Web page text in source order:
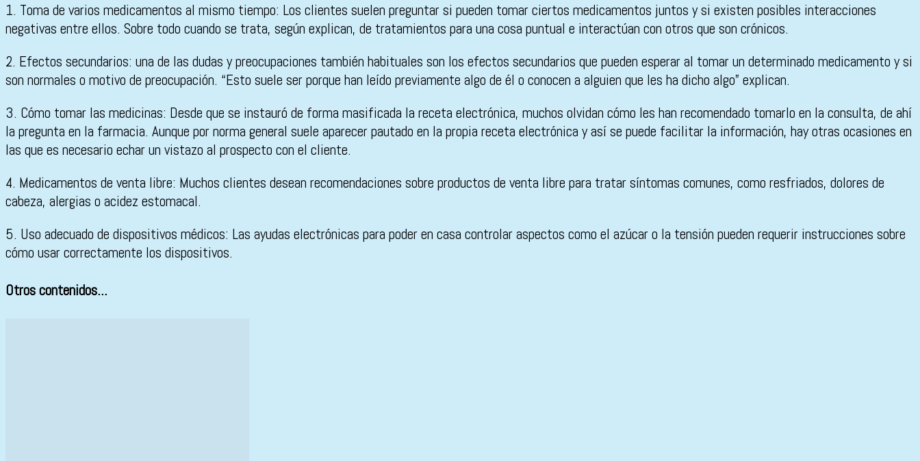
1. Toma de varios medicamentos al mismo tiempo: Los clientes suelen preguntar si pueden tomar ciertos medicamentos juntos y si existen posibles interacciones
negativas entre ellos. Sobre todo cuando se trata, según explican, de tratamientos para una cosa puntual e interactúan con otros que son crónicos.
2. Efectos secundarios: una de las dudas y preocupaciones también habituales son los efectos secundarios que pueden esperar al tomar un determinado medicamento y si
son normales o motivo de preocupación. “Esto suele ser porque han leído previamente algo de él o conocen a alguien que les ha dicho algo” explican.
3. Cómo tomar las medicinas: Desde que se instauró de forma masificada la receta electrónica, muchos olvidan cómo les han recomendado tomarlo en la consulta, de ahí
la pregunta en la farmacia. Aunque por norma general suele aparecer pautado en la propia receta electrónica y así se puede facilitar la información, hay otras ocasiones en
las que es necesario echar un vistazo al prospecto con el cliente.
4. Medicamentos de venta libre: Muchos clientes desean recomendaciones sobre productos de venta libre para tratar síntomas comunes, como resfriados, dolores de
cabeza, alergias o acidez estomacal.
5. Uso adecuado de dispositivos médicos: Las ayudas electrónicas para poder en casa controlar aspectos como el azúcar o la tensión pueden requerir instrucciones sobre
cómo usar correctamente los dispositivos.
Otros contenidos...